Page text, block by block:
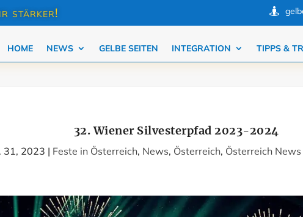
stärker! 
HOME NEWS GELBE SEITEN INTEGRATION TIPPS &
32. Wiener Silvesterpfad 2023-2024
31, 2023 | Feste in Österreich, News, Österreich, Österreich News